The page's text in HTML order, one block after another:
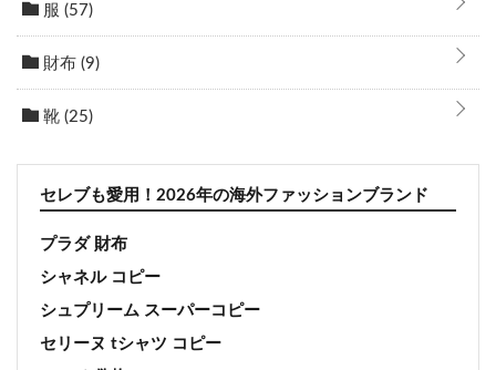
服 (57)
財布 (9)
靴 (25)
セレブも愛用！2026年の海外ファッションブランド
プラダ 財布
シャネル コピー
シュプリーム スーパーコピー
セリーヌ tシャツ コピー